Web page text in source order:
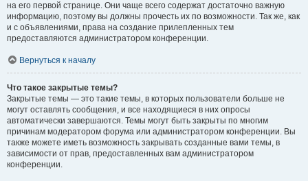
на его первой странице. Они чаще всего содержат достаточно важную
информацию, поэтому вы должны прочесть их по возможности. Так же, как
и с объявлениями, права на создание прилепленных тем
предоставляются администратором конференции.
Вернуться к началу
Что такое закрытые темы?
Закрытые темы — это такие темы, в которых пользователи больше не
могут оставлять сообщения, и все находящиеся в них опросы
автоматически завершаются. Темы могут быть закрыты по многим
причинам модератором форума или администратором конференции. Вы
также можете иметь возможность закрывать созданные вами темы, в
зависимости от прав, предоставленных вам администратором
конференции.